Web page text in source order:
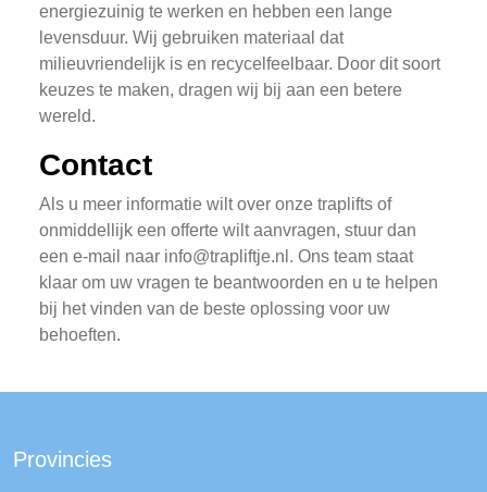
energiezuinig te werken en hebben een lange
levensduur. Wij gebruiken materiaal dat
milieuvriendelijk is en recycelfeelbaar. Door dit soort
keuzes te maken, dragen wij bij aan een betere
wereld.
Contact
Als u meer informatie wilt over onze traplifts of
onmiddellijk een offerte wilt aanvragen, stuur dan
een e-mail naar info@trapliftje.nl . Ons team staat
klaar om uw vragen te beantwoorden en u te helpen
bij het vinden van de beste oplossing voor uw
behoeften.
Provincies